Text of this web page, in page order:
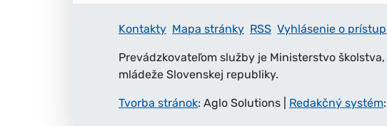
Kontakty Mapa stránky RSS Vyhlásenie o
Prevádzkovateľom služby je Ministerstvo
mládeže Slovenskej republiky.
Tvorba stránok: Aglo Solutions Redakčný systém